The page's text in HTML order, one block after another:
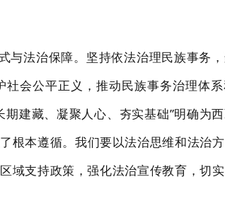
与法治保障。坚持依法治理民族事务
社会公平正义，推动民族事务治理体
期建藏、凝聚人心、夯实基础”明确为
根本遵循。 我们要以法治思维和法治
域支持政策，强化法治宣传教育，切